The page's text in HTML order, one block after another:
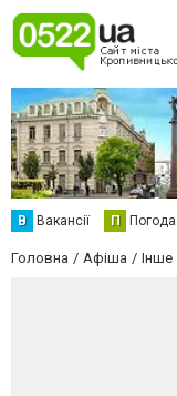
В Вакансії П Погода
Головна Афіша Інше